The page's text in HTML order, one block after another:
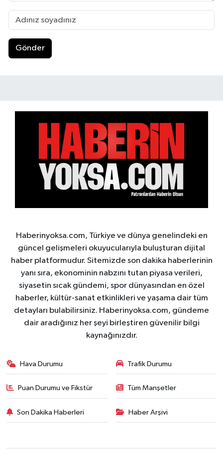
Gönder
Haberinyoksa.com, Türkiye ve dünya genelindeki en
güncel gelişmeleri okuyucularıyla buluşturan dijital
haber platformudur. Sitemizde son dakika haberlerinin
yanı sıra, ekonominin nabzını tutan piyasa verileri,
siyasetin sıcak gündemi, spor dünyasından en özel
haberler, kültür-sanat etkinlikleri ve yaşama dair tüm
detayları bulabilirsiniz. Haberinyoksa.com, gündeme
dair aradığınız her şeyi birleştiren güvenilir bilgi
kaynağınızdır.
Hava Durumu Trafik Durumu
Puan Durumu ve Fikstür Tüm Manşetler
Son Dakika Haberleri Haber Arşivi